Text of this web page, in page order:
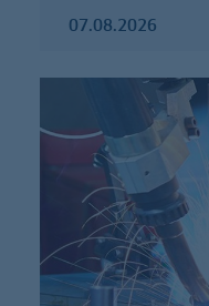
07.08.2026